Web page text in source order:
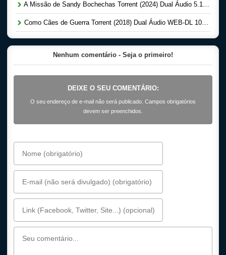
A Missão de Sandy Bochechas Torrent (2024) Dual Áudio 5.1 WEB-DL 1080p
Como Cães de Guerra Torrent (2018) Dual Áudio WEB-DL 1080p
Nenhum comentário - Seja o primeiro!
DEIXE O SEU COMENTÁRIO:
O seu endereço de e-mail não será publicado. Campos obrigatórios
devem ser preenchidos.